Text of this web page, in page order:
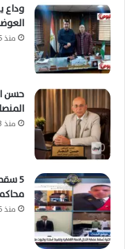
وداع
منذ 5 ساعات
حسن
منذ 3 ساعات
5
منذ 6 ساعات